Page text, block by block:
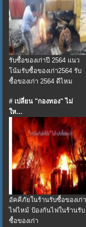
รับซื้อของเก่าปี 2564 แนว
โน้มรับซื้อของเก่า2564 รับ
ซื้อของเก่า 2564 ดีไหม
# เปลี่ยน "กองทอง" ไม่
ให...
อัคคีภัยในร้านรับซื้อของเก่า
ไฟไหม้ ป้องกันไฟในร้านรับ
ซื้อของเก่า